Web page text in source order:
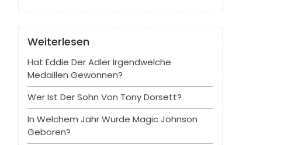
Weiterlesen
Hat Eddie Der Adler Irgendwelche
Medaillen Gewonnen?
Wer Ist Der Sohn Von Tony Dorsett?
In Welchem ​​Jahr Wurde Magic Johnson
Geboren?